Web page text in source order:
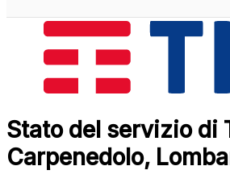
Stato del servizio di
Carpenedolo,